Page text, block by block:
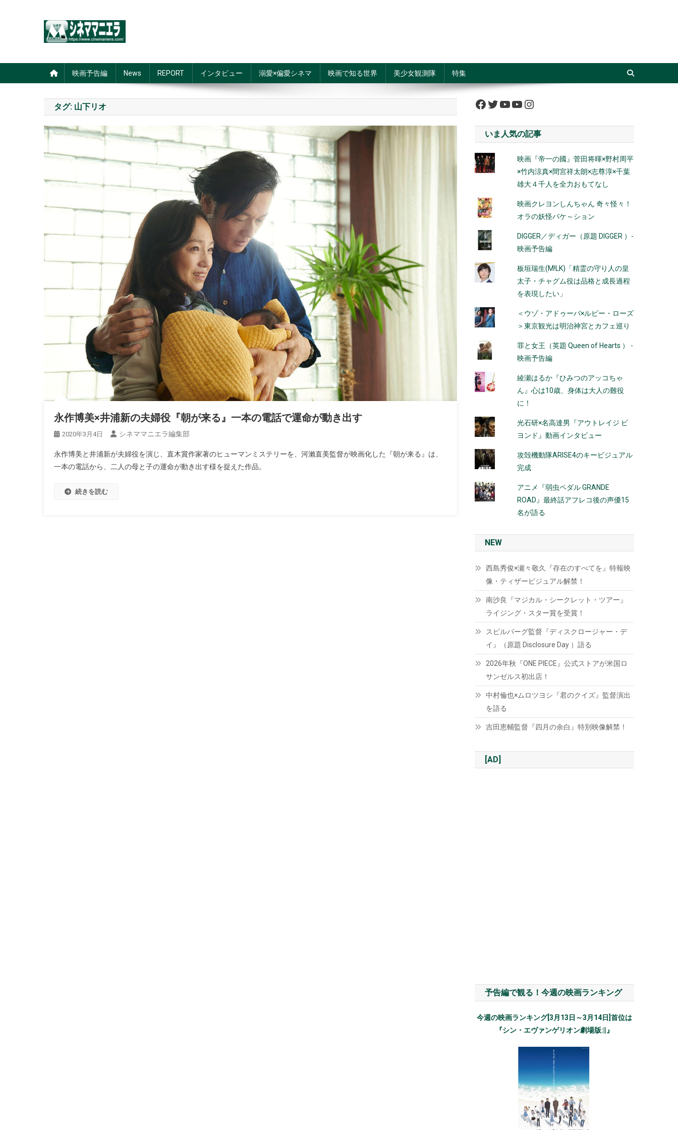
映画予告編 News REPORT インタビュー 溺愛×偏愛シネマ 映画で知る世界 美少女観測隊 特集
タグ: 山下リオ
永作博美×井浦新の夫婦役『朝が来る』一本の電話で運命が動き出す
2020年3月4日 シネママニエラ編集部
永作博美と井浦新が夫婦役を演じ、直木賞作家著のヒューマンミステリーを、河瀨直美監督が映画化した『朝が来る』は、
一本の電話から、二人の母と子の運命が動き出す様を捉えた作品。
続きを読む
Facebook
Twitter
YouTube
YouTube
Instagram
いま人気の記事
映画『帝一の國』菅田将暉×野村周平
×竹内涼真×間宮祥太朗×志尊淳×千葉
雄大４千人を全力おもてなし
映画クレヨンしんちゃん 奇々怪々！
オラの妖怪バケ～ション
DIGGER／ディガー（原題 DIGGER ）-
映画予告編
板垣瑞生(M!LK)「精霊の守り人の皇
太子・チャグム役は品格と成長過程
を表現したい」
＜ウゾ・アドゥーバ×ルビー・ローズ
＞東京観光は明治神宮とカフェ巡り
罪と女王（英題 Queen of Hearts ） -
映画予告編
綾瀬はるか『ひみつのアッコちゃ
ん』心は10歳、身体は大人の難役
に！
光石研×名高達男『アウトレイジ ビ
ヨンド』動画インタビュー
攻殻機動隊ARISE4のキービジュアル
完成
アニメ『弱虫ペダル GRANDE
ROAD』最終話アフレコ後の声優15
名が語る
NEW
西島秀俊×瀬々敬久『存在のすべてを』特報映
像・ティザービジュアル解禁！
南沙良『マジカル・シークレット・ツアー』
ライジング・スター賞を受賞！
スピルバーグ監督『ディスクロージャー・デ
イ』（原題 Disclosure Day ）語る
2026年秋『ONE PIECE』公式ストアが米国ロ
サンゼルス初出店！
中村倫也×ムロツヨシ『君のクイズ』監督演出
を語る
吉田恵輔監督『四月の余白』特別映像解禁！
[AD]
予告編で観る！今週の映画ランキング
今週の映画ランキング[3月13日～3月14日]首位は
『シン・エヴァンゲリオン劇場版:||』